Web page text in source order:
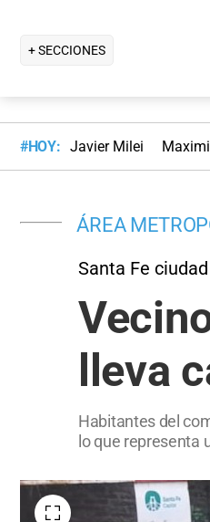
+ SECCIONES
#HOY: Javier Milei
ÁREA
Santa Fe ciudad
lleva
Habitantes del
lo que representa